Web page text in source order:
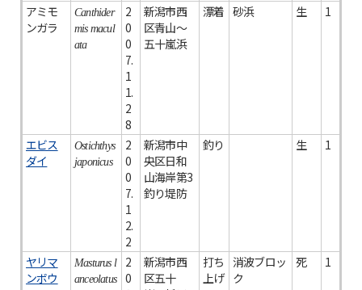
アミモ
ンガラ
Canthider
mis macul
ata
2
0
0
7.
1
1.
2
8
新潟市西
区青山～
五十嵐浜
漂着 砂浜 生 1
エビス
ダイ
Ostichthys
japonicus
2
0
0
7.
1
2.
2
新潟市中
央区日和
山海岸第3
釣り堤防
釣り 生 1
ヤリマ
ンボウ
Masturus l
anceolatus
2
0
新潟市西
区五十
打ち
上げ
消波ブロッ
ク
死 1